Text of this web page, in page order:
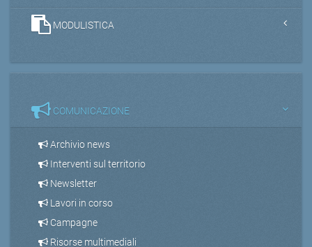
MODULISTICA
COMUNICAZIONE
Archivio news
Interventi sul territorio
Newsletter
Lavori in corso
Campagne
Risorse multimediali